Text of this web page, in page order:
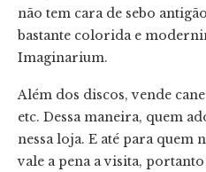
não tem cara de sebo
bastante colorida e
Imaginarium.
Além dos discos, vende
etc. Dessa maneira, quem
nessa loja. E até para quem
vale a pena a visita,